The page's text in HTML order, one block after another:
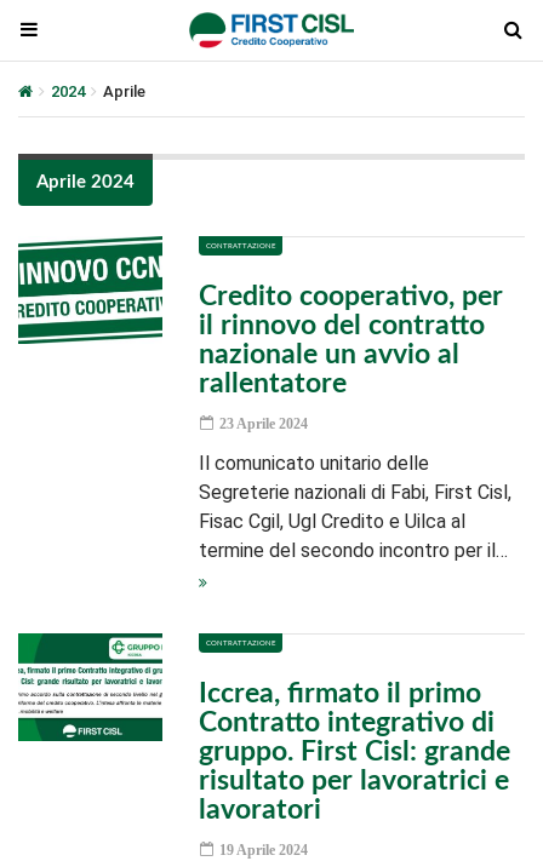
2024 Aprile
Aprile 2024
CONTRATTAZIONE
Credito cooperativo, per
il rinnovo del contratto
nazionale un avvio al
rallentatore
23 Aprile 2024
Il comunicato unitario delle
Segreterie nazionali di Fabi, First Cisl,
Fisac Cgil, Ugl Credito e Uilca al
termine del secondo incontro per il…
CONTRATTAZIONE
Iccrea, firmato il primo
Contratto integrativo di
gruppo. First Cisl: grande
risultato per lavoratrici e
lavoratori
19 Aprile 2024